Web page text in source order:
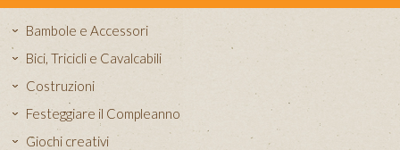
Bambole e Accessori
Bici, Tricicli e Cavalcabili
Costruzioni
Festeggiare il Compleanno
Giochi creativi